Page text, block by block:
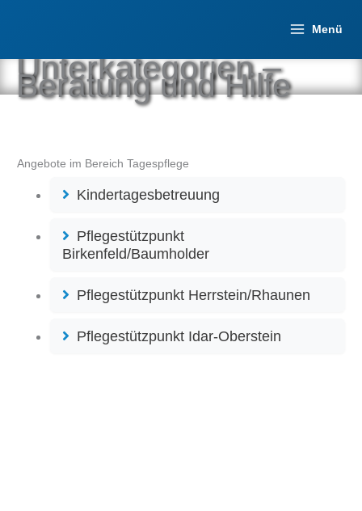
Menü
Unterkategorien –
Beratung und Hilfe
Angebote im Bereich Tagespflege
Kindertagesbetreuung
Pflegestützpunkt
Birkenfeld/Baumholder
Pflegestützpunkt Herrstein/Rhaunen
Pflegestützpunkt Idar-Oberstein